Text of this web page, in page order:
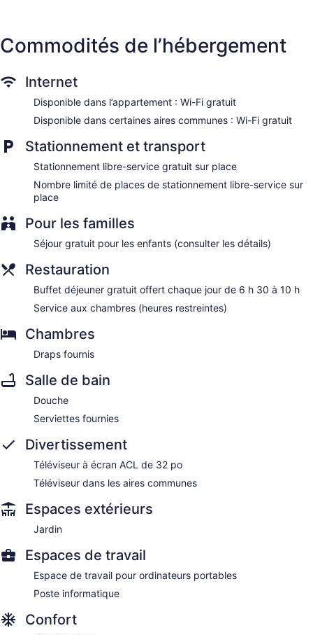
Commodités de l’hébergement
Internet
Disponible dans l’appartement : Wi-Fi gratuit
Disponible dans certaines aires communes : Wi-Fi gratuit
Stationnement et transport
Stationnement libre-service gratuit sur place
Nombre limité de places de stationnement libre-service sur
place
Pour les familles
Séjour gratuit pour les enfants (consulter les détails)
Restauration
Buffet déjeuner gratuit offert chaque jour de 6 h 30 à 10 h
Service aux chambres (heures restreintes)
Chambres
Draps fournis
Salle de bain
Douche
Serviettes fournies
Divertissement
Téléviseur à écran ACL de 32 po
Téléviseur dans les aires communes
Espaces extérieurs
Jardin
Espaces de travail
Espace de travail pour ordinateurs portables
Poste informatique
Confort